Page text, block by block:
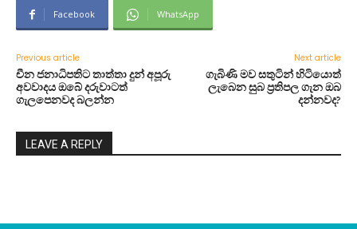
Facebook WhatsApp
Previous article
චීන ජනාධිපතිට තාත්තා දුන් අපූරු
අවවාදය ඔබේ දරුවාටත්
ගැලපෙනවද බලන්න
Next article
ගැබිණි මව සතුටින් හිටියොත්
ලැබෙන සුබ ප්‍රතිපල ගැන ඔබ
දන්නවද?
LEAVE A REPLY